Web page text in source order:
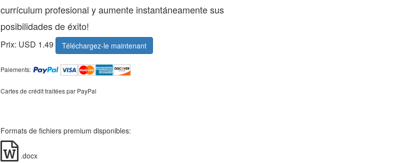
currículum profesional y aumente instantáneamente sus
posibilidades de éxito!
Prix: USD 1.49 Téléchargez-le maintenant
Paiements:
Cartes de crédit traitées par PayPal
Formats de fichiers premium disponibles:
.docx